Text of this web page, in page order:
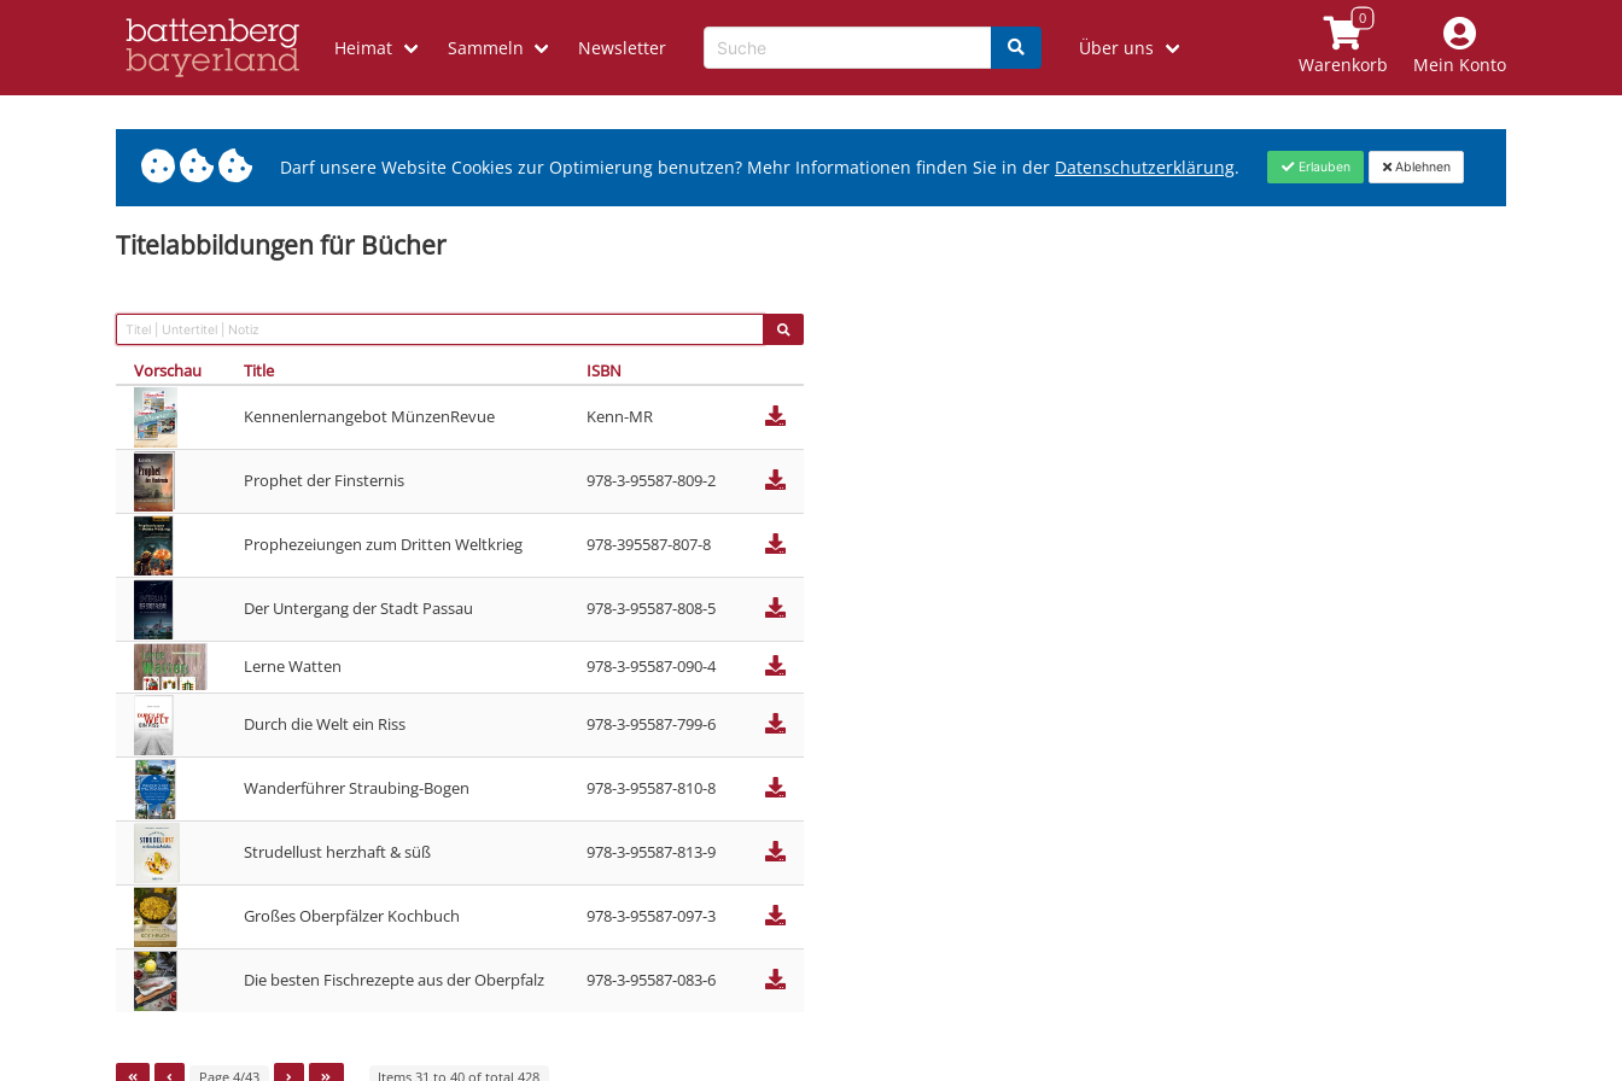
Heimat Sammeln Newsletter Über uns
Warenkorb Mein Konto
Darf unsere Website Cookies zur Optimierung benutzen? Mehr Informationen finden Sie in der Datenschutzerklärung. Erlauben Ablehnen
Titelabbildungen für Bücher
Vorschau Title ISBN
Kennenlernangebot MünzenRevue Kenn-MR
Prophet der Finsternis 978-3-95587-809-2
Prophezeiungen zum Dritten Weltkrieg 978-395587-807-8
Der Untergang der Stadt Passau 978-3-95587-808-5
Lerne Watten 978-3-95587-090-4
Durch die Welt ein Riss 978-3-95587-799-6
Wanderführer Straubing-Bogen 978-3-95587-810-8
Strudellust herzhaft & süß 978-3-95587-813-9
Großes Oberpfälzer Kochbuch 978-3-95587-097-3
Die besten Fischrezepte aus der Oberpfalz 978-3-95587-083-6
Page 4/43 Items 31 to 40 of total 428